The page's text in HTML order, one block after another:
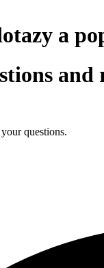
a
and
questions.